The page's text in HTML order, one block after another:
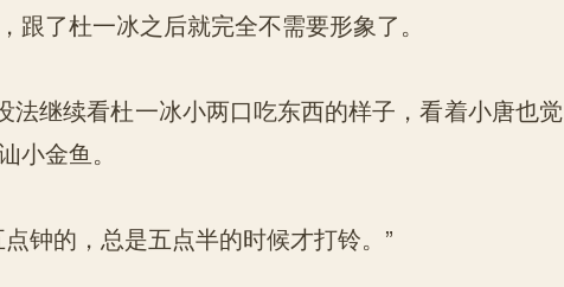
跟了杜一冰之后就完全不需要形象了。
继续看杜一冰小两口吃东西的样子，看着小唐也觉
小金鱼。
钟的，总是五点半的时候才打铃。”